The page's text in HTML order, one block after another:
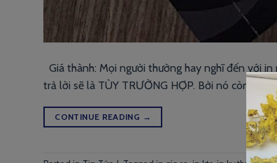
Giá thành: Mọi người thường hay nghĩ đến với
trả lời sẽ là TÙY TRƯỜNG HỢP. Bởi nó còn phụ
CONTINUE READING →